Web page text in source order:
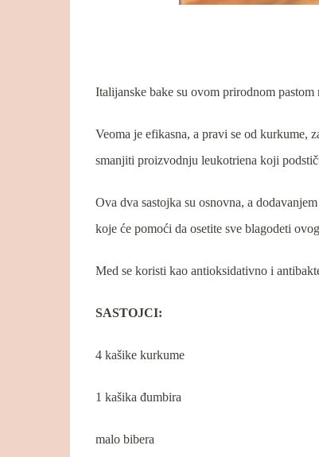
Italijanske bake su ovom prirodnom pastom
Veoma je efikasna, a pravi se od kurkume,
smanjiti proizvodnju leukotriena koji
Ova dva sastojka su osnovna, a
koje će pomoći da osetite sve blagodeti
Med se koristi kao antioksidativno i
SASTOJCI:
4 kašike kurkume
1 kašika đumbira
malo bibera